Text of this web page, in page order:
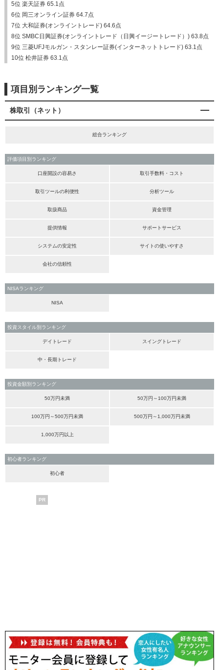
5位 楽天証券 65.1点
6位 岡三オンライン証券 64.7点
7位 大和証券(オンライントレード) 64.6点
8位 SMBC日興証券(オンライントレード（日興イージートレード）) 63.8点
9位 三菱UFJモルガン・スタンレー証券(インターネットトレード) 63.1点
10位 松井証券 63.1点
項目別ランキング一覧
株取引（ネット）
総合ランキング
評価項目別ランキング
口座開設の容易さ 取引手数料・コスト
取引ツールの利便性 分析ツール
取扱商品 資金管理
提供情報 サポートサービス
システムの安定性 サイトの使いやすさ
会社の信頼性
NISAランキング
NISA
投資スタイル別ランキング
デイトレード スイングトレード
中・長期トレード
投資金額別ランキング
50万円未満 50万円～100万円未満
100万円～500万円未満 500万円～1,000万円未満
1,000万円以上
初心者ランキング
初心者
PR